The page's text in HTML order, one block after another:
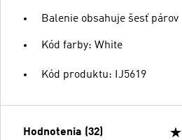
Balenie obsahuje šesť párov
Kód farby: White
Kód produktu: IJ5619
Hodnotenia (32)